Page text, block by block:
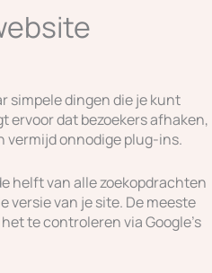
simpele dingen die je kunt
ervoor dat bezoekers afhaken,
vermijd onnodige plug-ins.
helft van alle zoekopdrachten
versie van je site. De meeste
te controleren via Google’s